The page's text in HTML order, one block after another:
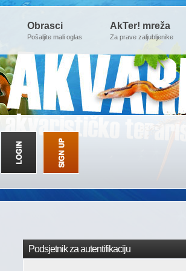
Obrasci
Pošaljite mali oglas
AkTer! mreža
Za prave zaljubljenike
Podsjetnik za autentifikaciju